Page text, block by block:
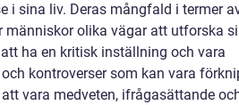
i sina liv. Deras mångfald i termer
människor olika vägar att utforska
ha en kritisk inställning och vara
kontroverser som kan vara
vara medveten, ifrågasättande